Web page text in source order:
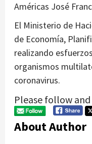
Américas José
El Ministerio de
de Economía,
realizando
organismos
coronavirus.
Please follow
About Author